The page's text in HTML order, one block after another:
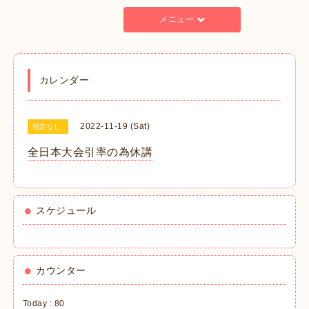
メニュー
カレンダー
指定なし 2022-11-19 (Sat)
全日本大会引率の為休講
スケジュール
カウンター
Today : 80